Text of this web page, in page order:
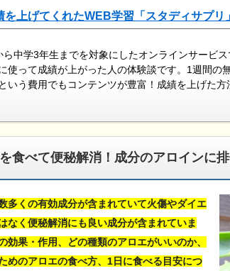
を上げてくれたWEB学習「スタディサプリ」
ら中学3年生までを対象にしたオンラインサービ
使って成績が上がった人の体験談です。1週間の
いう費用でもコンテンツが豊富！成績を上げた
食べて便秘解消！成分のアロインに
多くの有効成分が含まれていて火傷やダイエ
なく便秘解消にも良い成分が含まれていま
効果・作用、どの種類のアロエがいいのか、
めのアロエの食べ方、1日に食べる目安につ